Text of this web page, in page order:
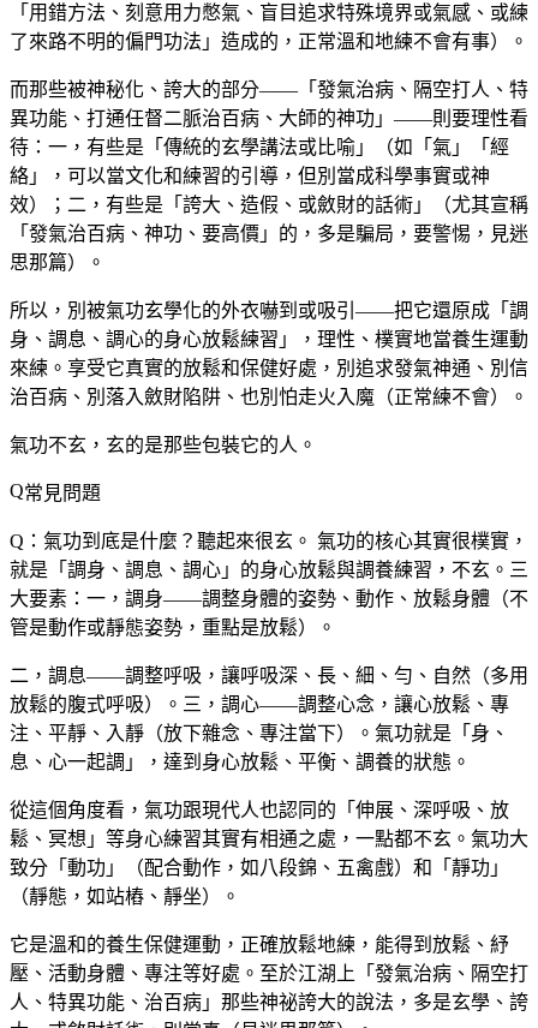
「用錯方法、刻意用力憋氣、盲目追求特殊境界或氣感、或練
了來路不明的偏門功法」造成的，正常溫和地練不會有事）。
而那些被神秘化、誇大的部分——「發氣治病、隔空打人、特
異功能、打通任督二脈治百病、大師的神功」——則要理性看
待：一，有些是「傳統的玄學講法或比喻」（如「氣」「經
絡」，可以當文化和練習的引導，但別當成科學事實或神
效）；二，有些是「誇大、造假、或斂財的話術」（尤其宣稱
「發氣治百病、神功、要高價」的，多是騙局，要警惕，見迷
思那篇）。
所以，別被氣功玄學化的外衣嚇到或吸引——把它還原成「調
身、調息、調心的身心放鬆練習」，理性、樸實地當養生運動
來練。享受它真實的放鬆和保健好處，別追求發氣神通、別信
治百病、別落入斂財陷阱、也別怕走火入魔（正常練不會）。
氣功不玄，玄的是那些包裝它的人。
常見問題
Q：氣功到底是什麼？聽起來很玄。 氣功的核心其實很樸實，
就是「調身、調息、調心」的身心放鬆與調養練習，不玄。三
大要素：一，調身——調整身體的姿勢、動作、放鬆身體（不
管是動作或靜態姿勢，重點是放鬆）。
二，調息——調整呼吸，讓呼吸深、長、細、勻、自然（多用
放鬆的腹式呼吸）。三，調心——調整心念，讓心放鬆、專
注、平靜、入靜（放下雜念、專注當下）。氣功就是「身、
息、心一起調」，達到身心放鬆、平衡、調養的狀態。
從這個角度看，氣功跟現代人也認同的「伸展、深呼吸、放
鬆、冥想」等身心練習其實有相通之處，一點都不玄。氣功大
致分「動功」（配合動作，如八段錦、五禽戲）和「靜功」
（靜態，如站樁、靜坐）。
它是溫和的養生保健運動，正確放鬆地練，能得到放鬆、紓
壓、活動身體、專注等好處。至於江湖上「發氣治病、隔空打
人、特異功能、治百病」那些神祕誇大的說法，多是玄學、誇